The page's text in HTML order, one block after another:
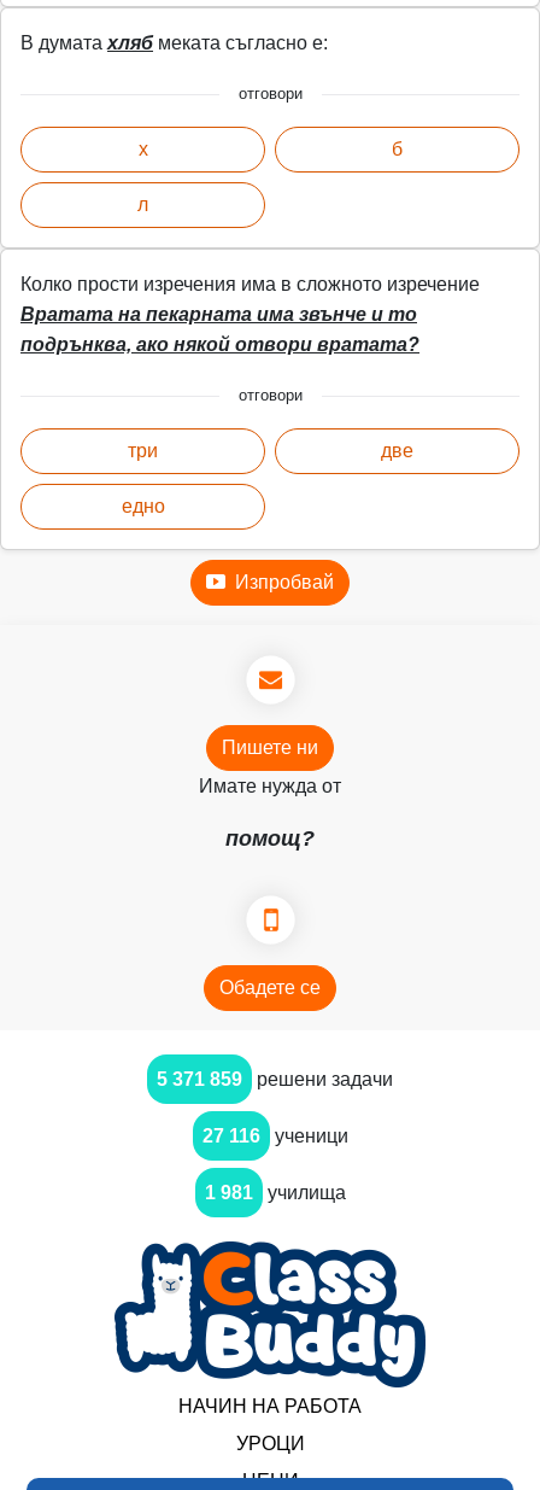
В думата хлябмеката съгласно е:
отговори
х
л
б
Колко прости изречения има в сложното изречение
Вратата на пекарната има звънче и то
подрънква, ако някой отвори вратата?
отговори
три
едно
две
Изпробвай
Пишете ни
Имате нужда от
помощ?
Обадете се
5 371 859 решени задачи
27 116 ученици
1 981 училища
НАЧИН НА РАБОТА
УРОЦИ
ЦЕНИ